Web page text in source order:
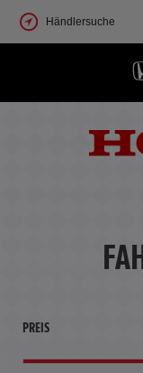
Händlersuche
PREIS